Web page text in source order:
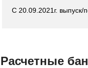
С 20.09.2021г. выпуск/
Расчетные